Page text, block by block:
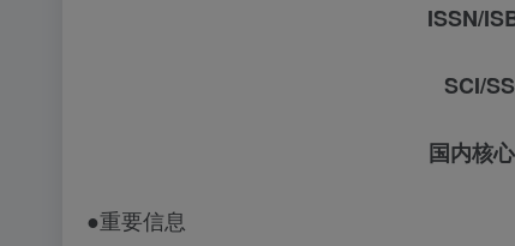
ISSN/
SCI/
国内核
●重要信息